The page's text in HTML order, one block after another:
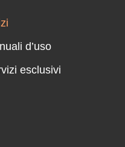
d’uso
esclusivi